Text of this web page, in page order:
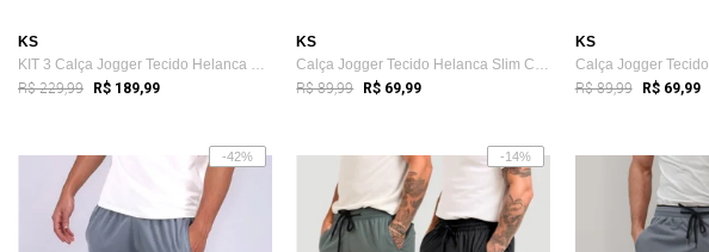
KS
KIT 3 Calça Jogger Tecido Helanca Premiu...
R$ 229,99 R$ 189,99
KS
Calça Jogger Tecido Helanca Slim Casual Academia
R$ 89,99 R$ 69,99
KS
R$ 89,99 R$ 69,99
-42% -14%